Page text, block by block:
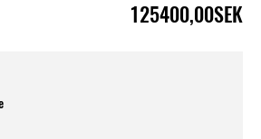
125400,00SEK